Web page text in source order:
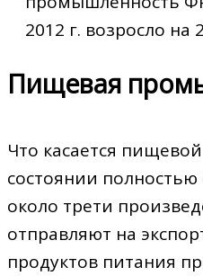
2012 г. возросло на
Пищевая
Что касается
состоянии
около трети
отправляют на
продуктов питания